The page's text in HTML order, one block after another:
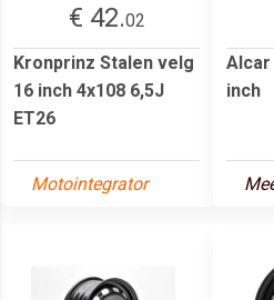
€ 42.02
Kronprinz Stalen velg
16 inch 4x108 6,5J
ET26
Motointegrator
Alcar
inch